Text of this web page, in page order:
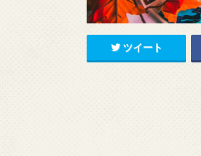
ツイート